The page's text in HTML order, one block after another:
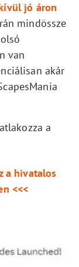
jó áron
mindössze
van
akár
a
a hivatalos
<<<